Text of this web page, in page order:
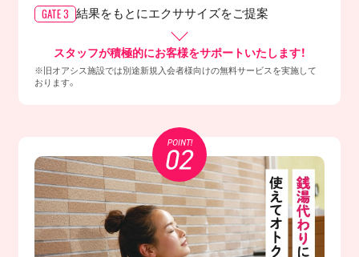
GATE 3 結果をもとにエクササイズをご提案
スタッフが積極的にお客様をサポートいたします！
※旧オアシス施設では別途新規入会者様向けの無料サービスを実施して
おります。